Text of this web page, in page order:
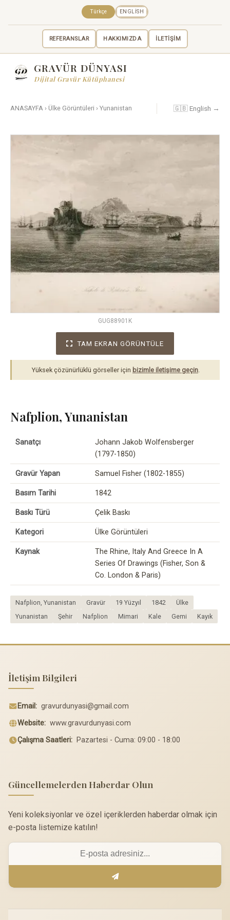
REFERANSLAR HAKKIMIZDA İLETİŞİM
Türkçe ENGLISH
GRAVÜR DÜNYASI
Dijital Gravür Kütüphanesi
ANASAYFA › Ülke Görüntüleri › Yunanistan 🇬🇧 English →
GUG88901K
TAM EKRAN GÖRÜNTÜLE
Yüksek çözünürlüklü görseller için bizimle iletişime geçin
Nafplion, Yunanistan
Sanatçı
Johann Jakob Wolfensberger
(1797-1850)
Gravür Yapan Samuel Fisher (1802-1855)
Basım Tarihi 1842
Baskı Türü Çelik Baskı
Kategori Ülke Görüntüleri
Kaynak
The Rhine, Italy And Greece In A
Series Of Drawings (Fisher, Son &
Co. London & Paris)
Nafplion, Yunanistan Gravür 19 Yüzyıl 1842
Ülke
Yunanistan
Şehir Nafplion Mimari Kale Gemi Kayık
İletişim Bilgileri
Email: gravurdunyasi@gmail.com
Website: www.gravurdunyasi.com
Çalışma Saatleri: Pazartesi - Cuma: 09:00 - 18:00
Güncellemelerden Haberdar Olun
Yeni koleksiyonlar ve özel içeriklerden haberdar olmak için
e-posta listemize katılın!